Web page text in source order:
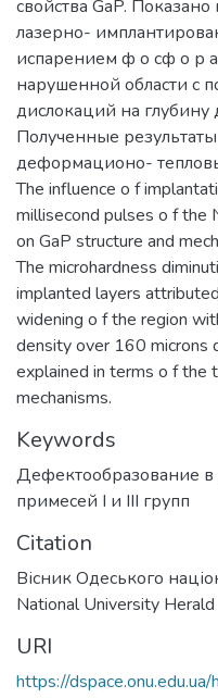
свойства GaP.
лазерно-
испарением ф о сф о р
нарушенной области с
дислокаций на
Полученные
деформационо-
The influence o f
millisecond pulses o f the
on GaP structure and
The microhardness
implanted layers
widening o f the region
density over 160 microns
explained in terms o f the
mechanisms.
Keywords
Дефектообразование в
примесей I и IIІ групп
Citation
Вісник Одеського
National University Herald
URI
https://